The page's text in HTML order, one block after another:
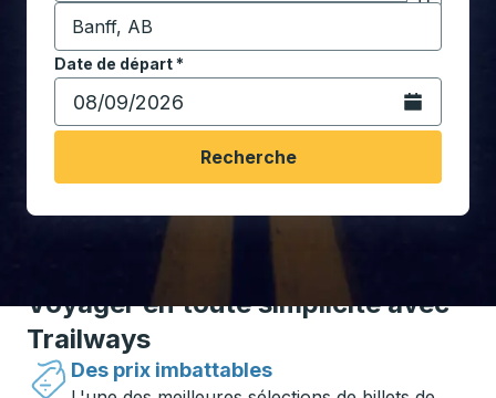
Cliquez
Commencez à saisir la ville de destination pour
Date de départ*
Tapez la date au format date Barre oblique du mois à
Ouvrez le
Recherche
Voyager en toute simplicité avec
Trailways
Des prix imbattables